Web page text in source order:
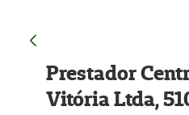
Prestador
Vitória Ltda,